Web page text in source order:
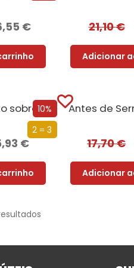
€ 21,10€
Adicionar
10%
2 = 3
O Guia Completo sobre Absolutamente Tudo
€
Antes de
17,70€
Adicionar